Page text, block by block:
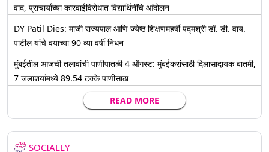
वाद, प्राचार्यांच्या कारवाईविरोधात विद्यार्थिनींचे आंदोलन
DY Patil Dies: माजी राज्यपाल आणि ज्येष्ठ शिक्षणमहर्षी पद्मश्री डॉ. डी. वाय.
पाटील यांचे वयाच्या 90 व्या वर्षी निधन
मुंबईतील आजची तलावांची पाणीपातळी 4 ऑगस्ट: मुंबईकरांसाठी दिलासादायक बातमी,
7 जलाशयांमध्ये 89.54 टक्के पाणीसाठा
READ MORE
SOCIALLY